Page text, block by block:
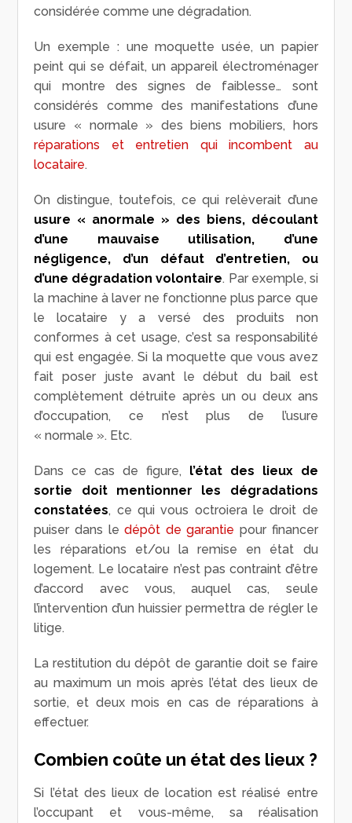
considérée comme une dégradation.
Un exemple : une moquette usée, un papier
peint qui se défait, un appareil électroménager
qui montre des signes de faiblesse… sont
considérés comme des manifestations d’une
usure « normale » des biens mobiliers, hors
réparations et entretien qui incombent au
locataire.
On distingue, toutefois, ce qui relèverait d’une
usure « anormale » des biens, découlant
d’une mauvaise utilisation, d’une
négligence, d’un défaut d’entretien, ou
d’une dégradation volontaire. Par exemple, si
la machine à laver ne fonctionne plus parce que
le locataire y a versé des produits non
conformes à cet usage, c’est sa responsabilité
qui est engagée. Si la moquette que vous avez
fait poser juste avant le début du bail est
complètement détruite après un ou deux ans
d’occupation, ce n’est plus de l’usure
« normale ». Etc.
Dans ce cas de figure, l’état des lieux de
sortie doit mentionner les dégradations
constatées, ce qui vous octroiera le droit de
puiser dans ledépôt de garantie pour financer
les réparations et/ou la remise en état du
logement. Le locataire n’est pas contraint d’être
d’accord avec vous, auquel cas, seule
l’intervention d’un huissier permettra de régler le
litige.
La restitution du dépôt de garantie doit se faire
au maximum un mois après l’état des lieux de
sortie, et deux mois en cas de réparations à
effectuer.
Combien coûte un état des lieux ?
Si l’état des lieux de location est réalisé entre
l’occupant et vous-même, sa réalisation